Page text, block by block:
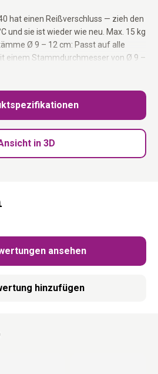
hat einen Reißverschluss — zieh den
und sie ist wieder wie neu. Max. 15 kg
Ø 9 – 12 cm: Passt auf alle
einem Stammdurchmesser von Ø 9 –
Abziehen und bei 30°C
für den täglichen Gebrauch.
– 12 cm:Kompatibel mit allen
Größe.
in 3D
ansehen
hinzufügen